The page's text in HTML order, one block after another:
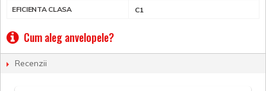
EFICIENTA CLASA C1
Cum aleg anvelopele?
Recenzii